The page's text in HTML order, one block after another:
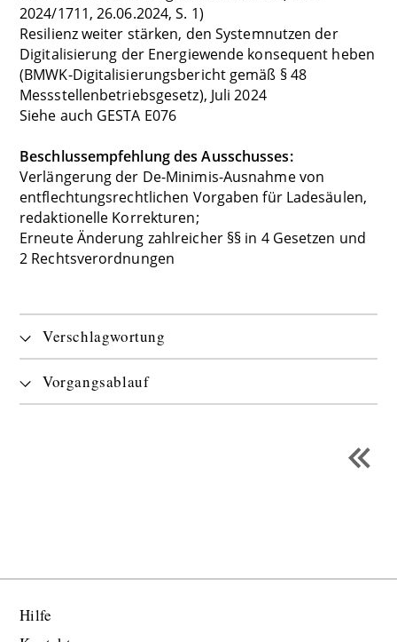
2024/1711, 26.06.2024, S. 1)
Resilienz weiter stärken, den Systemnutzen der
Digitalisierung der Energiewende konsequent heben
(BMWK-Digitalisierungsbericht gemäß § 48
Messstellenbetriebsgesetz), Juli 2024
Siehe auch GESTA E076
Beschlussempfehlung des Ausschusses:
Verlängerung der De-Minimis-Ausnahme von
entflechtungsrechtlichen Vorgaben für Ladesäulen,
redaktionelle Korrekturen;
Erneute Änderung zahlreicher §§ in 4 Gesetzen und
2 Rechtsverordnungen
Verschlagwortung
Vorgangsablauf
Hilfe